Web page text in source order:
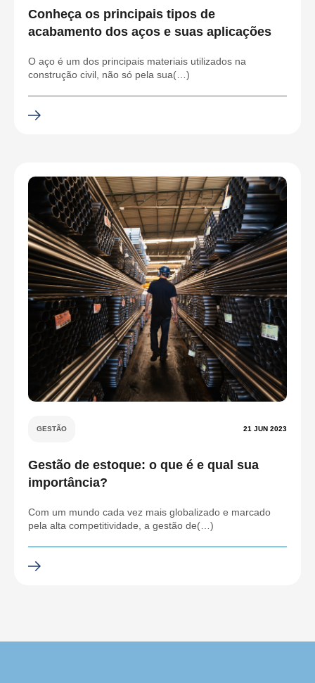
Conheça os principais tipos de
acabamento dos aços e suas aplicações
O aço é um dos principais materiais utilizados na
construção civil, não só pela sua(…)
GESTÃO 21 JUN 2023
Gestão de estoque: o que é e qual sua
importância?
Com um mundo cada vez mais globalizado e marcado
pela alta competitividade, a gestão de(…)